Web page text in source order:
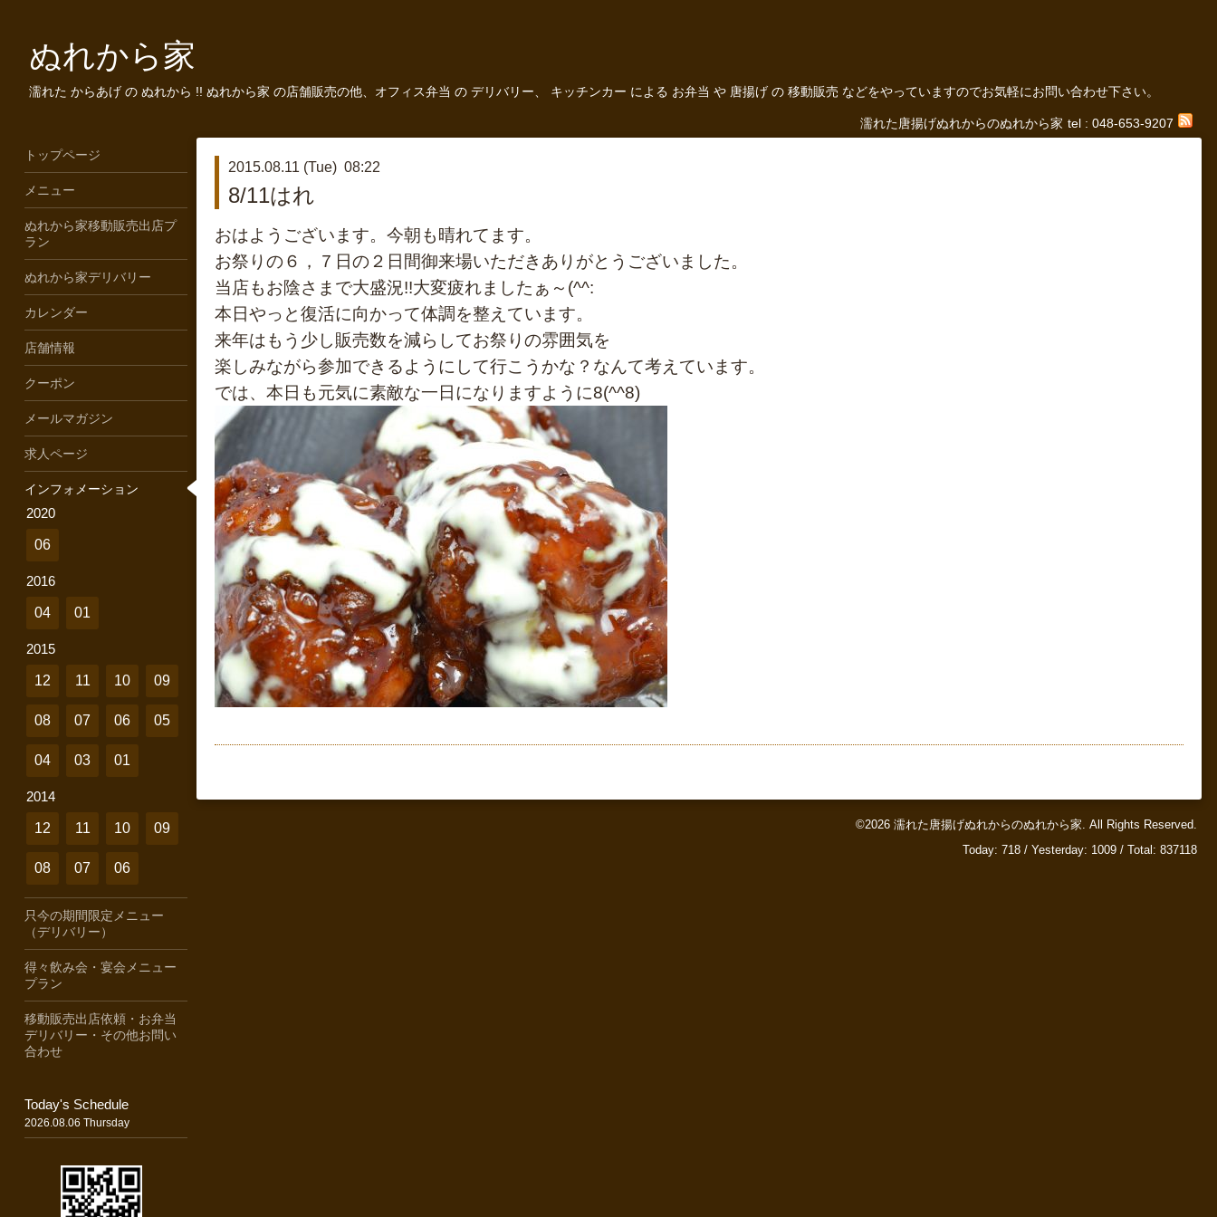
ぬれから家
濡れた からあげ の ぬれから !! ぬれから家 の店舗販売の他、オフィス弁当 の デリバリー、 キッチンカー による お弁当 や 唐揚げ の 移動販売 などをやっていますのでお気軽にお問い合わせ下さい。
濡れた唐揚げぬれからのぬれから家 tel : 048-653-9207
2015.08.11 (Tue) 08:22
8/11はれ
おはようございます。今朝も晴れてます。
お祭りの６，７日の２日間御来場いただきありがとうございました。
当店もお陰さまで大盛況!!大変疲れましたぁ～(^^:
本日やっと復活に向かって体調を整えています。
来年はもう少し販売数を減らしてお祭りの雰囲気を
楽しみながら参加できるようにして行こうかな？なんて考えています。
では、本日も元気に素敵な一日になりますように8(^^8)
©2026 濡れた唐揚げぬれからのぬれから家. All Rights Reserved.
Today: 718 / Yesterday: 1009 / Total: 837118
トップページ
メニュー
ぬれから家移動販売出店プ
ラン
ぬれから家デリバリー
カレンダー
店舗情報
クーポン
メールマガジン
求人ページ
インフォメーション
2020
06
2016
04 01
2015
12 11 10 09
08 07 06 05
04 03 01
2014
12 11 10 09
08 07 06
只今の期間限定メニュー
（デリバリー）
得々飲み会・宴会メニュー
プラン
移動販売出店依頼・お弁当
デリバリー・その他お問い
合わせ
Today's Schedule
2026.08.06 Thursday